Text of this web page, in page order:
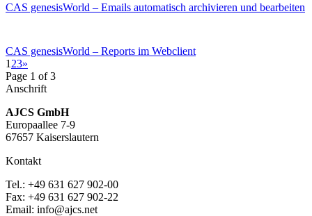
CAS genesisWorld – Emails automatisch archivieren und bearbeiten
CAS genesisWorld – Reports im Webclient
1 23»
Page 1 of 3
Anschrift
AJCS GmbH
Europaallee 7-9
67657 Kaiserslautern
Kontakt
Tel.: +49 631 627 902-00
Fax: +49 631 627 902-22
Email: info@ajcs.net